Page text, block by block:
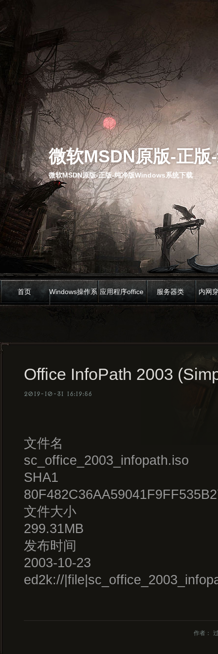
微软MSDN原版-正
微软MSDN原版-正版-纯净版Windows系统下载
首页 Windows操作系 应用程序office 服务器类 内网
Office InfoPath 2003
2019-10-31 16:19:56
文件名
sc_office_2003_infopath.iso
SHA1
文件大小
299.31MB
发布时间
2003-10-23
ed2k://
作者：